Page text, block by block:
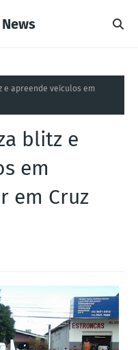
e apreende veículos em
blitz e
em
em Cruz